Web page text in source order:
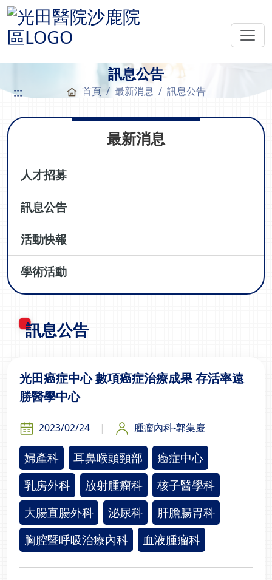
訊息公告
::: 首頁 最新消息 訊息公告
最新消息
人才招募
訊息公告
活動快報
學術活動
訊息公告
光田癌症中心 數項癌症治療成果 存活率遠
勝醫學中心
2023/02/24 腫瘤內科-郭集慶
婦產科 耳鼻喉頭頸部
癌症中心
乳房外科
放射腫瘤科
核子醫學科
大腸直腸外科
泌尿科
肝膽腸胃科
胸腔暨呼吸治療內科
血液腫瘤科